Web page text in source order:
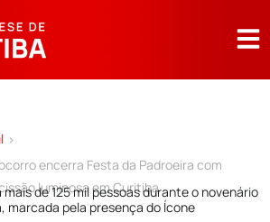
>
encerra Festa da Padroeira com
luminosa em Curitiba
de 125 mil pessoas durante o novenário
marcada pela presença do Ícone